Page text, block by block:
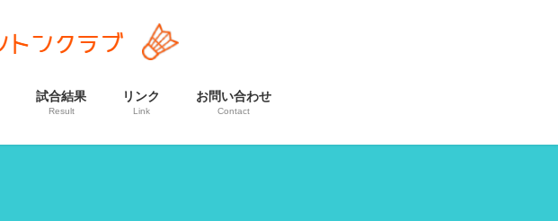
試合結果
Result
リンク
Link
お問い合わせ
Contact